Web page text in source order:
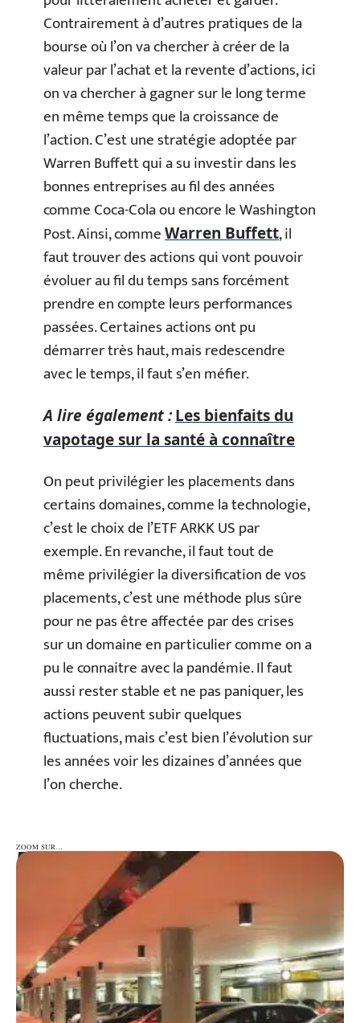
Contrairement à d’autres pratiques de la
bourse où l’on va chercher à créer de la
valeur par l’achat et la revente d’actions, ici
on va chercher à gagner sur le long terme
en même temps que la croissance de
l’action. C’est une stratégie adoptée par
Warren Buffett qui a su investir dans les
bonnes entreprises au fil des années
comme Coca-Cola ou encore le Washington
Post. Ainsi, commeWarren Buffett, il
faut trouver des actions qui vont pouvoir
évoluer au fil du temps sans forcément
prendre en compte leurs performances
passées. Certaines actions ont pu
démarrer très haut, mais redescendre
avec le temps, il faut s’en méfier.
A lire également :Les bienfaits du
vapotage sur la santé à connaître
On peut privilégier les placements dans
certains domaines, comme la technologie,
c’est le choix de l’ETF ARKK US par
exemple. En revanche, il faut tout de
même privilégier la diversification de vos
placements, c’est une méthode plus sûre
pour ne pas être affectée par des crises
sur un domaine en particulier comme on a
pu le connaitre avec la pandémie. Il faut
aussi rester stable et ne pas paniquer, les
actions peuvent subir quelques
fluctuations, mais c’est bien l’évolution sur
les années voir les dizaines d’années que
l’on cherche.
ZOOM SUR…
ZOOM SUR…